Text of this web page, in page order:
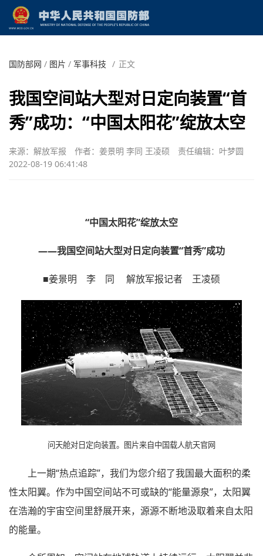
国防部网 / 图片 / 军事科技 / 正文
我国空间站大型对日定向装置“首
秀”成功：“中国太阳花”绽放太空
来源：解放军报 作者：姜景明 李同 王凌硕
责任编辑：叶梦圆
2022-08-19 06:41:48
“中国太阳花”绽放太空
——我国空间站大型对日定向装置“首秀”成功
■姜景明 李 同 解放军报记者 王凌硕
问天舱对日定向装置。图片来自中国载人航天官网
上一期“热点追踪”，我们为您介绍了我国最大面积的柔
性太阳翼。作为中国空间站不可或缺的“能量源泉”，太阳翼
在浩瀚的宇宙空间里舒展开来，源源不断地汲取着来自太阳
的能量。